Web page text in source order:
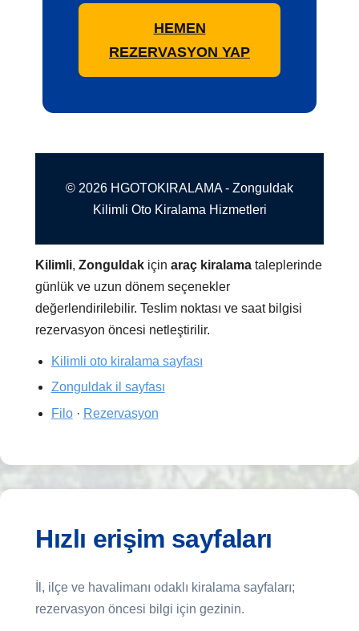
HEMEN
REZERVASYON YAP
© 2026 HGOTOKIRALAMA - Zonguldak
Kilimli Oto Kiralama Hizmetleri
Kilimli,Zonguldak içinaraç kiralama taleplerinde
günlük ve uzun dönem seçenekler
değerlendirilebilir. Teslim noktası ve saat bilgisi
rezervasyon öncesi netleştirilir.
Kilimli oto kiralama sayfası
Zonguldak il sayfası
Filo· Rezervasyon
Hızlı erişim sayfaları
İl, ilçe ve havalimanı odaklı kiralama sayfaları;
rezervasyon öncesi bilgi için gezinin.